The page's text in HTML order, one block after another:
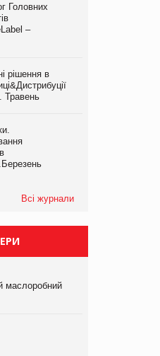
Головних
–
рішення в
Травень
Всі журнали
маслоробний